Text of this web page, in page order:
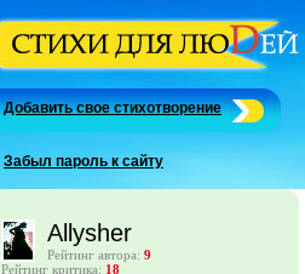
Добавить свое стихотворение
Забыл пароль к сайту
Allysher
Рейтинг автора: 9
Рейтинг критика: 18